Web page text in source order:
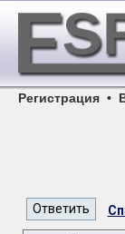
Регистрация •